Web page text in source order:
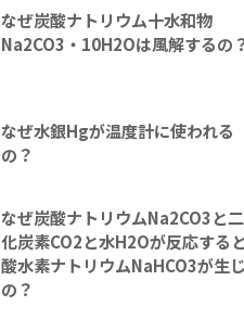
なぜ炭酸ナトリウム十水和物
Na2CO3・10H2Oは風解するの
なぜ水銀Hgが温度計に使われる
の？
なぜ炭酸ナトリウムNa2CO3と
化炭素CO2と水H2Oが反応する
酸水素ナトリウムNaHCO3が生
の？